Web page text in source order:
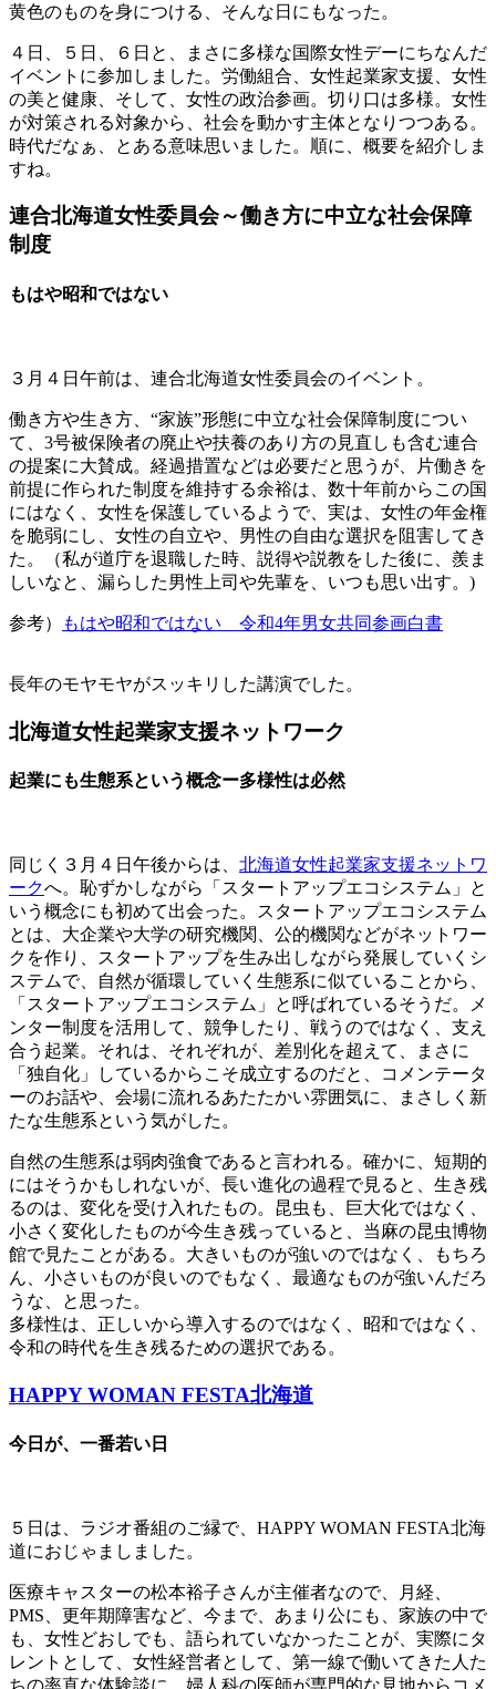
黄色のものを身につける、そんな日にもなった。
４日、５日、６日と、まさに多様な国際女性デーにちなんだ
イベントに参加しました。労働組合、女性起業家支援、女性
の美と健康、そして、女性の政治参画。切り口は多様。女性
が対策される対象から、社会を動かす主体となりつつある。
時代だなぁ、とある意味思いました。順に、概要を紹介しま
すね。
連合北海道女性委員会～働き方に中立な社会保障
制度
もはや昭和ではない
３月４日午前は、連合北海道女性委員会のイベント。
働き方や生き方、“家族”形態に中立な社会保障制度につい
て、3号被保険者の廃止や扶養のあり方の見直しも含む連合
の提案に大賛成。経過措置などは必要だと思うが、片働きを
前提に作られた制度を維持する余裕は、数十年前からこの国
にはなく、女性を保護しているようで、実は、女性の年金権
を脆弱にし、女性の自立や、男性の自由な選択を阻害してき
た。（私が道庁を退職した時、説得や説教をした後に、羨ま
しいなと、漏らした男性上司や先輩を、いつも思い出す。)
参考） もはや昭和ではない 令和4年男女共同参画白書
長年のモヤモヤがスッキリした講演でした。
北海道女性起業家支援ネットワーク
起業にも生態系という概念ー多様性は必然
同じく３月４日午後からは、 北海道女性起業家支援ネットワ
ークへ。恥ずかしながら「スタートアップエコシステム」と
いう概念にも初めて出会った。スタートアップエコシステム
とは、大企業や大学の研究機関、公的機関などがネットワー
クを作り、スタートアップを生み出しながら発展していくシ
ステムで、自然が循環していく生態系に似ていることから、
「スタートアップエコシステム」と呼ばれているそうだ。メ
ンター制度を活用して、競争したり、戦うのではなく、支え
合う起業。それは、それぞれが、差別化を超えて、まさに
「独自化」しているからこそ成立するのだと、コメンテータ
ーのお話や、会場に流れるあたたかい雰囲気に、まさしく新
たな生態系という気がした。
自然の生態系は弱肉強食であると言われる。確かに、短期的
にはそうかもしれないが、長い進化の過程で見ると、生き残
るのは、変化を受け入れたもの。昆虫も、巨大化ではなく、
小さく変化したものが今生き残っていると、当麻の昆虫博物
館で見たことがある。大きいものが強いのではなく、もちろ
ん、小さいものが良いのでもなく、最適なものが強いんだろ
うな、と思った。
多様性は、正しいから導入するのではなく、昭和ではなく、
令和の時代を生き残るための選択である。
HAPPY WOMAN FESTA北海道
今日が、一番若い日
５日は、ラジオ番組のご縁で、HAPPY WOMAN FESTA北海
道におじゃましました。
医療キャスターの松本裕子さんが主催者なので、月経、
PMS、更年期障害など、今まで、あまり公にも、家族の中で
も、女性どおしでも、語られていなかったことが、実際にタ
レントとして、女性経営者として、第一線で働いてきた人た